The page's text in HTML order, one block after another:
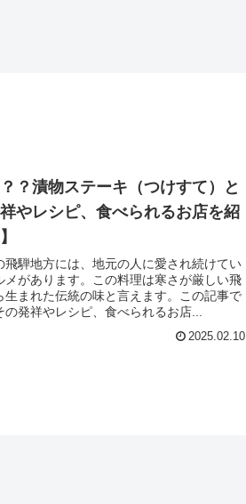
？漬物ステーキ（つけすて）と
やレシピ、食べられるお店を紹
飛騨地方には、地元の人に愛され続けてい
メがあります。この料理は寒さが厳しい飛
まれた伝統の味と言えます。この記事で
発祥やレシピ、食べられるお店...
2025.02.10